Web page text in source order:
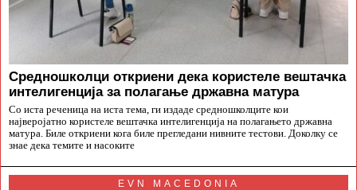
Средношколци откриени дека користеле вештачка
интелигенција за полагање државна матура
Со иста реченица на иста тема, ги издаде средношколците кои
најверојатно користеле вештачка интелигенција на полагањето државна
матура. Биле откриени кога биле прегледани нивните тестови. Доколку се
знае дека темите и насоките
EVN MACEDONIA